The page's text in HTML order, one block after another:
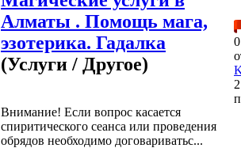
Алматы . Помощь мага,
эзотерика. Гадалка
(Услуги / Другое)
Внимание! Если вопрос касается
спиритического сеанса или проведения
обрядов необходимо договариватьс...